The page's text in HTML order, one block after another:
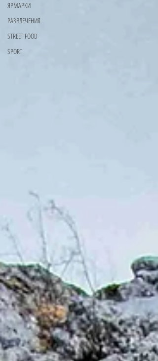
ЯРМАРКИ
РАЗВЛЕЧЕНИЯ
STREET FOOD
SPORT